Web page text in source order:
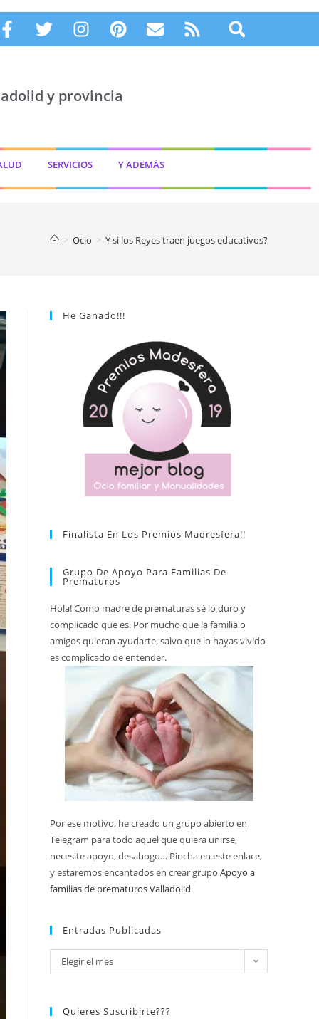
y provincia
SERVICIOS Y ADEMÁS
> Ocio > Y si los Reyes traen juegos educativos?
He Ganado!!!
Finalista En Los Premios Madresfera!!
Grupo De Apoyo Para Familias De
Prematuros
Hola! Como madre de prematuras sé lo duro y
complicado que es. Por mucho que la familia o
amigos quieran ayudarte, salvo que lo hayas vivido
es complicado de entender.
Por ese motivo, he creado un grupo abierto en
Telegram para todo aquel que quiera unirse,
necesite apoyo, desahogo… Pincha en este enlace,
y estaremos encantados en crear grupo Apoyo a
familias de prematuros Valladolid
Entradas Publicadas
Elegir el mes
Quieres Suscribirte???